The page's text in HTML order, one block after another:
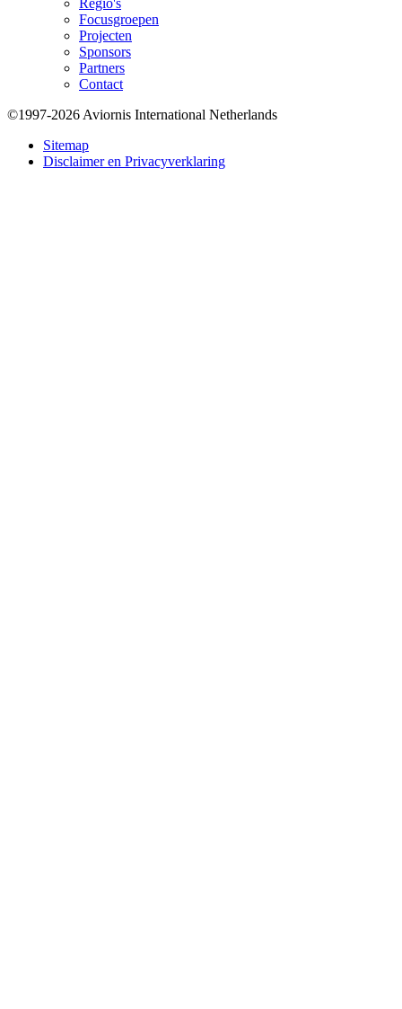
Regio's
Focusgroepen
Projecten
Sponsors
Partners
Contact
Bottom
©1997-2026 Aviornis International Netherlands
Sitemap
Disclaimer en Privacyverklaring